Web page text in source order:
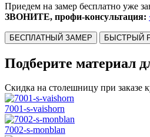
Приедем на замер бесплатно уже
ЗВОНИТЕ, профи-консультация:
БЕСПЛАТНЫЙ ЗАМЕР БЫСТРЫЙ
Подберите материал
Скидка на столешницу при заказе
7001-s-vaishorn
7002-s-monblan